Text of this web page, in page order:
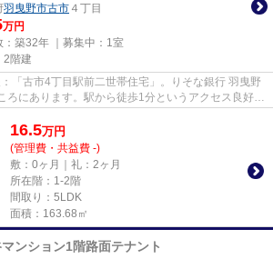
羽曳野市古市 ４丁目
万円
：築32年 ｜募集中： 1室
2階建
「古市4丁目駅前二世帯住宅」。りそな銀行 羽曳野
ろにあります。駅から徒歩1分というアクセス良好な
16.5万円
(管理費・共益費 -)
敷：0ヶ月｜礼：2ヶ月
所在階：1-2階
間取り：5LDK
面積：163.68㎡
ンション1階路面テナント